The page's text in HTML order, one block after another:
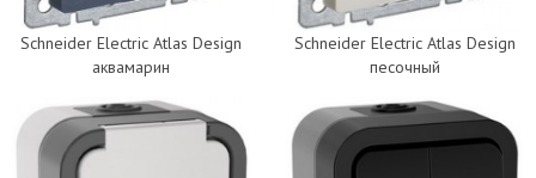
Schneider Electric Atlas Design
аквамарин
Schneider Electric Atlas Design
песочный